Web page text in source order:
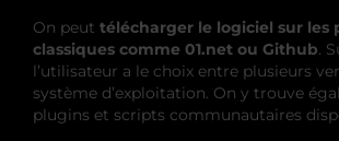
On peut télécharger le logiciel sur les
classiques comme 01.net ou Github.
l’utilisateur a le choix entre plusieurs
système d’exploitation. On y trouve
plugins et scripts communautaires